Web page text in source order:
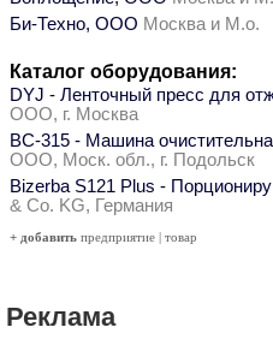
Би-Техно, ООО Москва и М.о.
Каталог оборудования:
DYJ - Ленточный пресс для
ООО, г. Москва
ВС-315 - Машина
ООО, Моск. обл., г. Подольск
Bizerba S121 Plus -
& Co. KG, Германия
+ добавить предприятие | товар
Реклама